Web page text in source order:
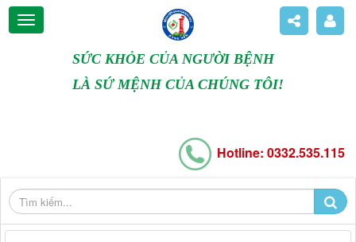
SỨC KHỎE CỦA NGƯỜI BỆNH
LÀ SỨ MỆNH CỦA CHÚNG TÔI!
Hotline: 0332.535.115